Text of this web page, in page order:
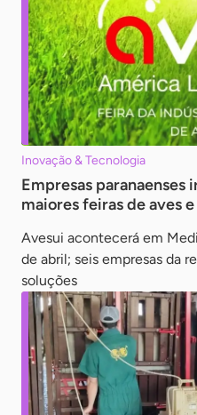
Inovação & Tecnologia
Empresas paranaenses
maiores feiras de aves
Avesui acontecerá em
de abril; seis empresas da
soluções